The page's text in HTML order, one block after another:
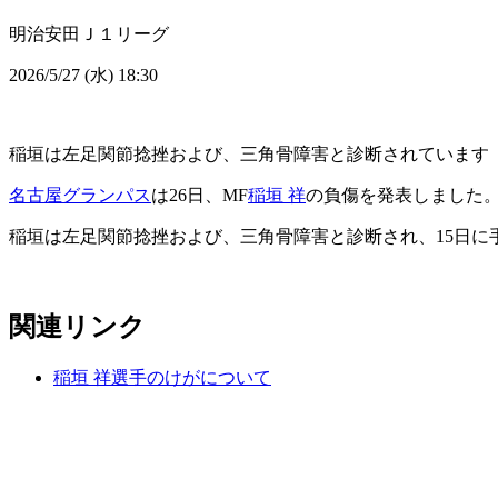
明治安田Ｊ１リーグ
2026/5/27 (水) 18:30
稲垣は左足関節捻挫および、三角骨障害と診断されています
名古屋グランパスは26日、MF稲垣 祥の負傷を発表しました。
稲垣は左足関節捻挫および、三角骨障害と診断され、15日に
関連リンク
稲垣 祥選手のけがについて